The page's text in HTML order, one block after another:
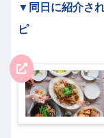
▼同日に紹介さ
ピ